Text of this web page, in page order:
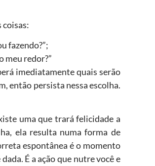
coisas:
fazendo?”;
meu redor?”
imediatamente quais serão
então persista nessa escolha.
uma que trará felicidade a
ela resulta numa forma de
espontânea é o momento
É a ação que nutre você e